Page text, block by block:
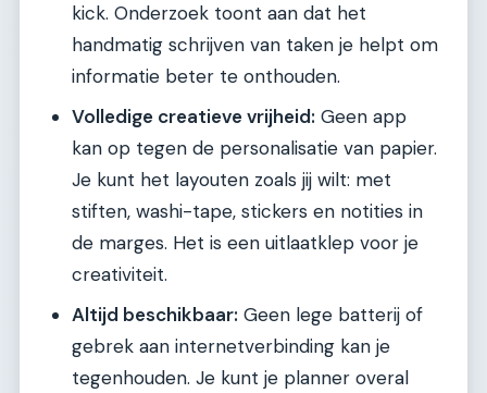
kick. Onderzoek toont aan dat het
handmatig schrijven van taken je helpt om
informatie beter te onthouden.
Volledige creatieve vrijheid: Geen app
kan op tegen de personalisatie van papier.
Je kunt het layouten zoals jij wilt: met
stiften, washi-tape, stickers en notities in
de marges. Het is een uitlaatklep voor je
creativiteit.
Altijd beschikbaar: Geen lege batterij of
gebrek aan internetverbinding kan je
tegenhouden. Je kunt je planner overal